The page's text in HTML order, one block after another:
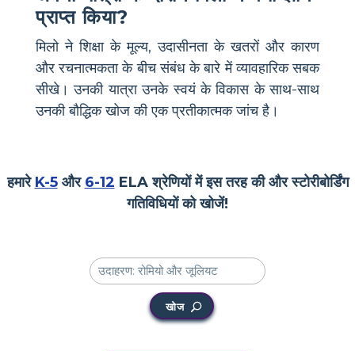
प्राप्त किया?
मिलो ने शिक्षा के मूल्य, उदासीनता के खतरों और कारण
और रचनात्मकता के बीच संबंध के बारे में व्यावहारिक सबक
सीखे। उनकी यात्रा उनके स्वयं के विकास के साथ-साथ
उनकी बौद्धिक खोज की एक प्रतीकात्मक जांच है।
हमारे K-5और 6-12 ELA श्रेणियों में इस तरह की और स्टोरीबोर्डिंग
गतिविधियों को खोजें!
खोज